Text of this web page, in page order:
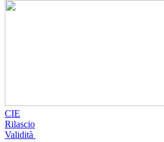
CIE
Rilascio
Validità